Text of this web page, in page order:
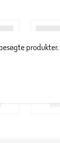
produkter.